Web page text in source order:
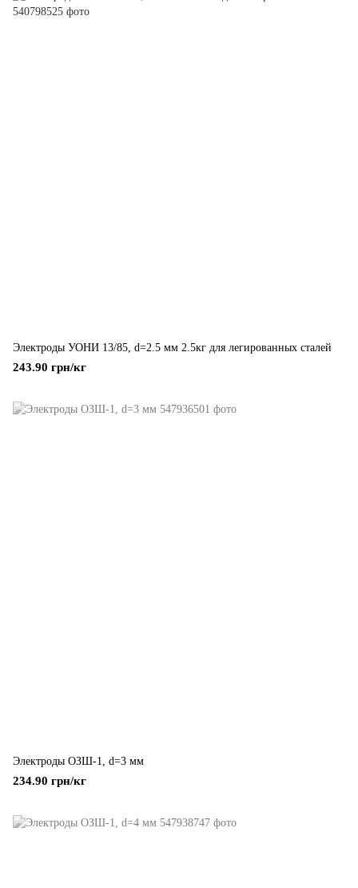
Электроды УОНИ 13/85, d=2.5 мм 2.5кг для легированных сталей
243.90 грн/кг
Электроды ОЗШ-1, d=3 мм
234.90 грн/кг